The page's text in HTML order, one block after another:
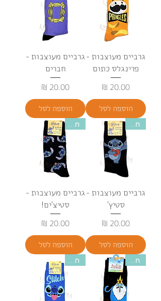
גרביים מעוצבות -
פרינגלס כתום
מחיר
הוספה לסל
גרביים מעוצבות -
חברים
מחיר
הוספה לסל
גרביים מעוצבות -
סטיץ'
מחיר
הוספה לסל
גרביים מעוצבות -
סטיצ'ים!
מחיר
הוספה לסל